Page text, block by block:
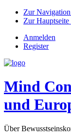
Zur
Zur
Anmelden
Register
Mind
und
Über